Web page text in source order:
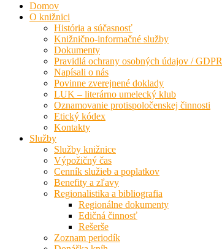
Domov
O knižnici
História a súčasnosť
Knižnično-informačné služby
Dokumenty
Pravidlá ochrany osobných údajov / GDPR
Napísali o nás
Povinne zverejnené doklady
LUK – literárno umelecký klub
Oznamovanie protispoločenskej činnosti
Etický kódex
Kontakty
Služby
Služby knižnice
Výpožičný čas
Cenník služieb a poplatkov
Benefity a zľavy
Regionalistika a bibliografia
Regionálne dokumenty
Edičná činnosť
Rešerše
Zoznam periodík